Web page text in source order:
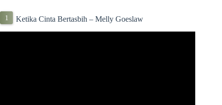
Ketika Cinta Bertasbih – Melly Goeslaw